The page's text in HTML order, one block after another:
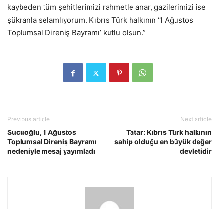
kaybeden tüm şehitlerimizi rahmetle anar, gazilerimizi ise
şükranla selamlıyorum. Kıbrıs Türk halkının ‘1 Ağustos
Toplumsal Direniş Bayramı’ kutlu olsun.”
Previous article
Sucuoğlu, 1 Ağustos
Toplumsal Direniş Bayramı
nedeniyle mesaj yayımladı
Next article
Tatar: Kıbrıs Türk halkının
sahip olduğu en büyük değer
devletidir